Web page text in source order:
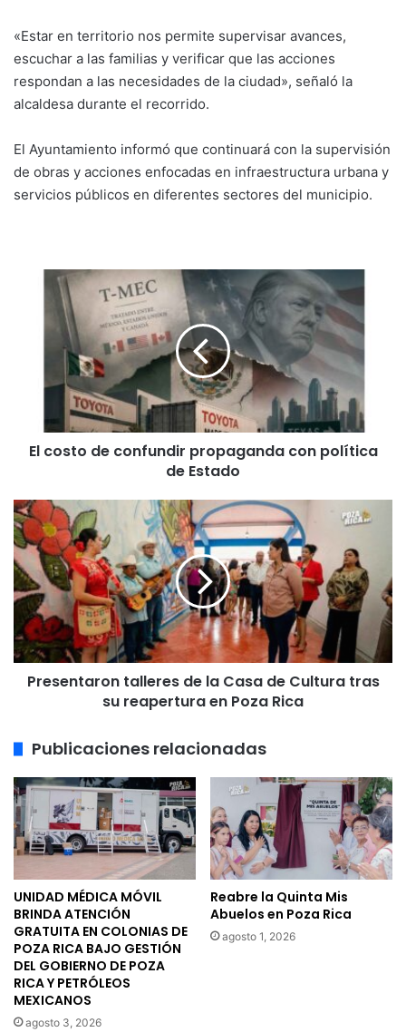
«Estar en territorio nos permite supervisar avances,
escuchar a las familias y verificar que las acciones
respondan a las necesidades de la ciudad», señaló la
alcaldesa durante el recorrido.
El Ayuntamiento informó que continuará con la supervisión
de obras y acciones enfocadas en infraestructura urbana y
servicios públicos en diferentes sectores del municipio.
propaganda
política
Estado
El costo de confundir propaganda con política
de Estado
Presentaron
talleres
de
la
Casa
de
Cultura
tras
su
reapertura
Presentaron talleres de la Casa de Cultura tras
su reapertura en Poza Rica
Publicaciones relacionadas
UNIDAD MÉDICA MÓVIL
BRINDA ATENCIÓN
GRATUITA EN COLONIAS DE
POZA RICA BAJO GESTIÓN
DEL GOBIERNO DE POZA
RICA Y PETRÓLEOS
MEXICANOS
agosto 3, 2026
Reabre la Quinta Mis
Abuelos en Poza Rica
agosto 1, 2026